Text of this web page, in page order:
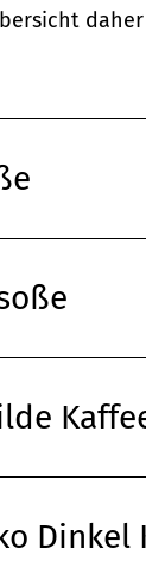
Dinkel